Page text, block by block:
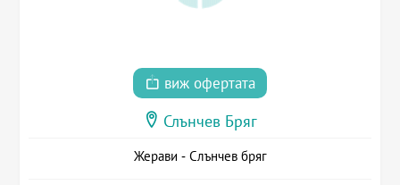
виж офертата
Слънчев Бряг
Жерави - Слънчев бряг